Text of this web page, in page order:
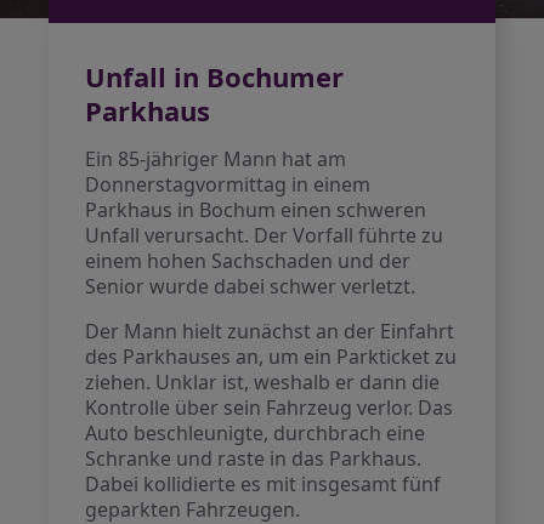
Unfall in Bochumer
Parkhaus
Ein 85-jähriger Mann hat am
Donnerstagvormittag in einem
Parkhaus in Bochum einen schweren
Unfall verursacht. Der Vorfall führte zu
einem hohen Sachschaden und der
Senior wurde dabei schwer verletzt.
Der Mann hielt zunächst an der Einfahrt
des Parkhauses an, um ein Parkticket zu
ziehen. Unklar ist, weshalb er dann die
Kontrolle über sein Fahrzeug verlor. Das
Auto beschleunigte, durchbrach eine
Schranke und raste in das Parkhaus.
Dabei kollidierte es mit insgesamt fünf
geparkten Fahrzeugen.